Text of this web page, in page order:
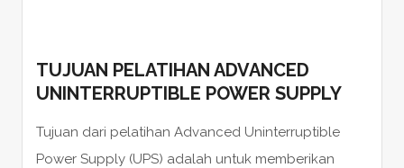
TUJUAN PELATIHAN ADVANCED
UNINTERRUPTIBLE POWER SUPPLY
Tujuan dari pelatihan Advanced Uninterruptible
Power Supply (UPS) adalah untuk memberikan